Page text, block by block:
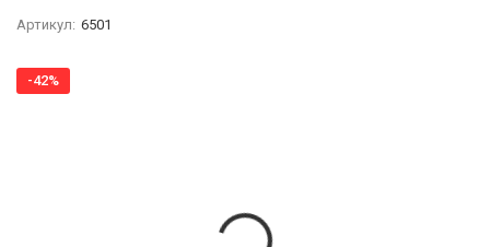
Артикул: 6501
-42%